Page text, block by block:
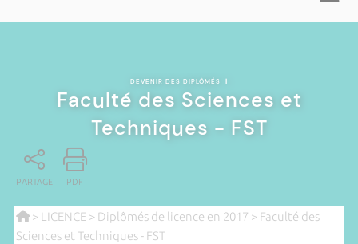
DEVENIR DES DIPLÔMÉS |
Faculté des Sciences et
Techniques - FST
PARTAGE PDF
> LICENCE > Diplômés de licence en 2017 > Faculté des
Sciences et Techniques - FST